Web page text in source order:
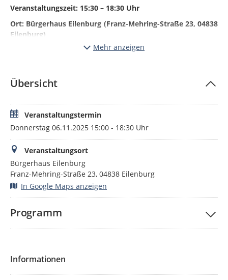
Veranstaltungszeit: 15:30 – 18:30 Uhr
Ort: Bürgerhaus Eilenburg (Franz-Mehring-Straße 23, 04838
Eilenburg)
Freuen Sie sich auf einen geselligen Nachmittag mit
untereinander auszutauschen und Ihre Tätigkeit
Ihnen bereits vorab mitteilen: Es wird einen interaktiven
Impulsvortrag zum Thema „Kraftquelle Humor!“ geben.
Mehr anzeigen
Übersicht
Veranstaltungstermin
Donnerstag 06.11.2025 15:00 - 18:30 Uhr
Veranstaltungsort
Bürgerhaus Eilenburg
Franz-Mehring-Straße 23, 04838 Eilenburg
In Google Maps anzeigen
Programm
Informationen